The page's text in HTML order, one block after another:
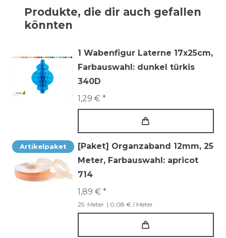
Produkte, die dir auch gefallen
könnten
1 Wabenfigur Laterne 17x25cm,
Farbauswahl: dunkel türkis
340D
1,29 € *
Artikelpaket
[Paket] Organzaband 12mm, 25
Meter, Farbauswahl: apricot
714
1,89 € *
25 Meter | 0,08 € / Meter